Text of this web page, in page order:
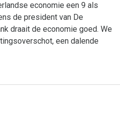
economie een 9 als
de president van De
draait de economie goed. We
een dalende